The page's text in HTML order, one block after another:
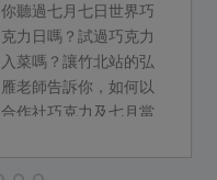
饗宴
你聽過七月七日世界巧
克力日嗎？試過巧克力
入菜嗎？讓竹北站的弘
雁老師告訴你，如何以
合作社巧克力及七月當
味的巧克力料理！